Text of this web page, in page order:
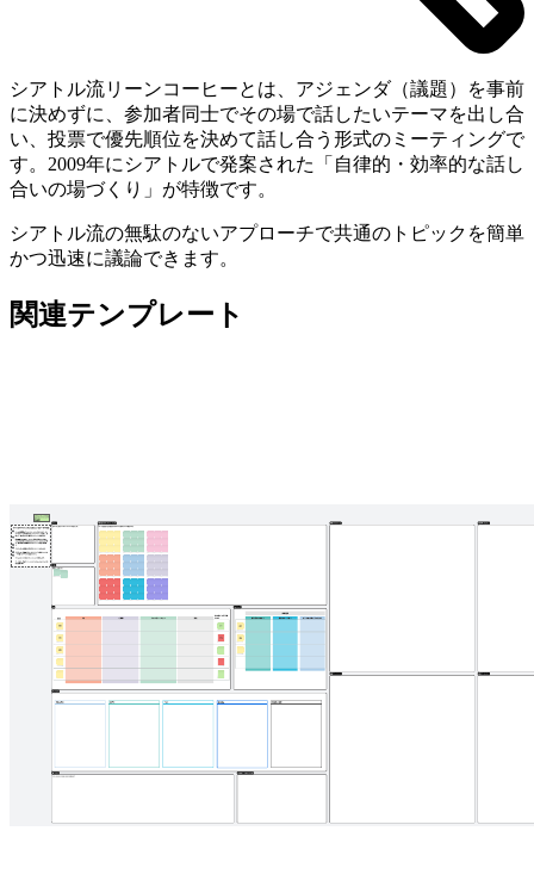
シアトル流リーンコーヒーとは、アジェンダ（議題）を事前
に決めずに、参加者同士でその場で話したいテーマを出し合
い、投票で優先順位を決めて話し合う形式のミーティングで
す。2009年にシアトルで発案された「自律的・効率的な話し
合いの場づくり」が特徴です。
シアトル流の無駄のないアプローチで共通のトピックを簡単
かつ迅速に議論できます。
関連テンプレート